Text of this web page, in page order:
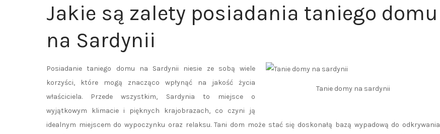
Jakie są zalety posiadania taniego domu
na Sardynii
Tanie domy na sardynii
Posiadanie taniego domu na Sardynii niesie ze sobą wiele
korzyści, które mogą znacząco wpłynąć na jakość życia
właściciela. Przede wszystkim, Sardynia to miejsce o
wyjątkowym klimacie i pięknych krajobrazach, co czyni ją
idealnym miejscem do wypoczynku oraz relaksu. Tani dom może stać się doskonałą bazą wypadową do odkrywania